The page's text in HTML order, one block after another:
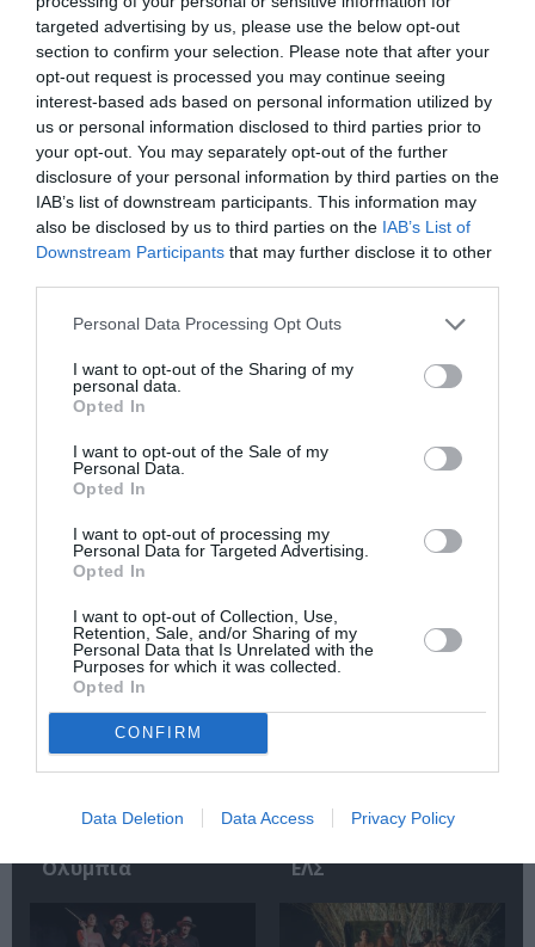
targeted advertising by us, please use the below opt-out
section to confirm your selection. Please note that after your
opt-out request is processed you may continue seeing
interest-based ads based on personal information utilized by
us or personal information disclosed to third parties prior to
your opt-out. You may separately opt-out of the further
disclosure of your personal information by third parties on the
IAB’s list of downstream participants. This information may
also be disclosed by us to third parties on the IAB’s List of
Downstream Participants that may further disclose it to other
Personal Data Processing Opt Outs
I want to opt-out of the Sharing of my
personal data.
Opted In
I want to opt-out of the Sale of my
Personal Data.
Opted In
I want to opt-out of processing my
Personal Data for Targeted Advertising.
Opted In
I want to opt-out of Collection, Use,
Retention, Sale, and/or Sharing of my
Personal Data that Is Unrelated with the
Purposes for which it was collected.
Opted In
CONFIRM
Data Deletion Data Access Privacy Policy
Νέοι Διαγωνισμοί❯
Tags
ΧΟΡΟΘΕΑΤΡΟ ΟΚΤΑΝΑ
Newsletter
Κάθε βδομάδα στο e-mail σας τα τελευταία νέα για
την Τέχνη και τον Πολιτισμό!
Σχετικά Άρθρα
Αυτή η νύχτα μένει,
του Θάνου
Αστέριου Πελτέκη
Ολύμπια
Εύας Οικονόμου –
Βαμβακά στην
ΕΛΣ